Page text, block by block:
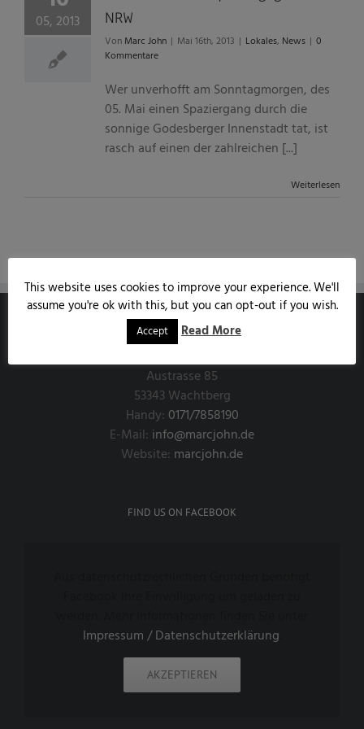
05, 2013
NRW
Von Marc John | Mai 16th, 2013 | Lokales, News | 0
Kommentare
Wer unverhofft am Sonntagmorgen, des
05. Mai einen Spaziergang durch die
sonnige Godesberger Innenstadt tat, ist
rasch auf einen der zahlreichen [...]
Weiterlesen
MARCJOHN.DE
Austrasse 85
53343 Wachtberg
Handy: 0171/7858190
E-Mail: info@marcjohn.de
Website: marcjohn.de
FIND US ON FACEBOOK
Impressum / Datenschutzerklärung
AKZEPTIEREN
This website uses cookies to improve your experience. We'll
assume you're ok with this, but you can opt-out if you wish.
Accept Read More